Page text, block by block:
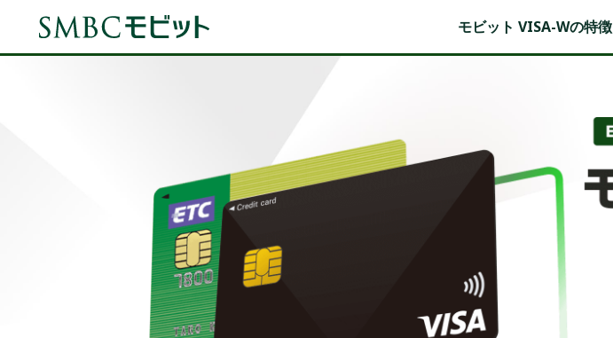
モビット VISA-Wの特徴